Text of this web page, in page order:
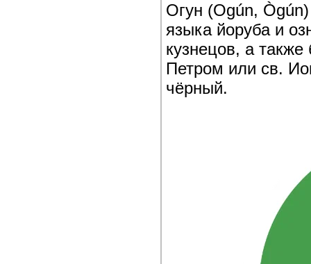
Огун (Ogún,
языка йоруба и
кузнецов, а
Петром или св.
чёрный.